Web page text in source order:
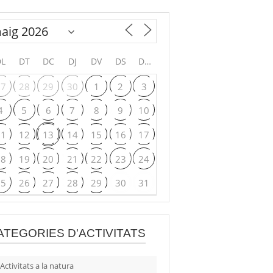
DT DC DJ DV DS DG
28 29 30 1 2
3
5 6 7 8 9
10
12 13 14 15 16
17
19 20 21 22 23
24
26 27 28 29 30 31
D'ACTIVITATS
Activitats a la natura